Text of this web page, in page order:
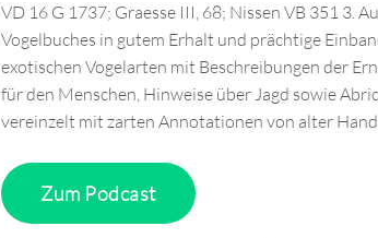
VD 16 G 1737; Graesse III, 68; Nissen VB 351 3.
Vogelbuches in gutem Erhalt und prächtige
exotischen Vogelarten mit Beschreibungen der
für den Menschen, Hinweise über Jagd sowie
vereinzelt mit zarten Annotationen von alter
Zum Podcast